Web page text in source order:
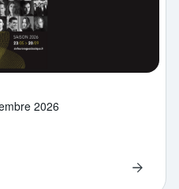
2026